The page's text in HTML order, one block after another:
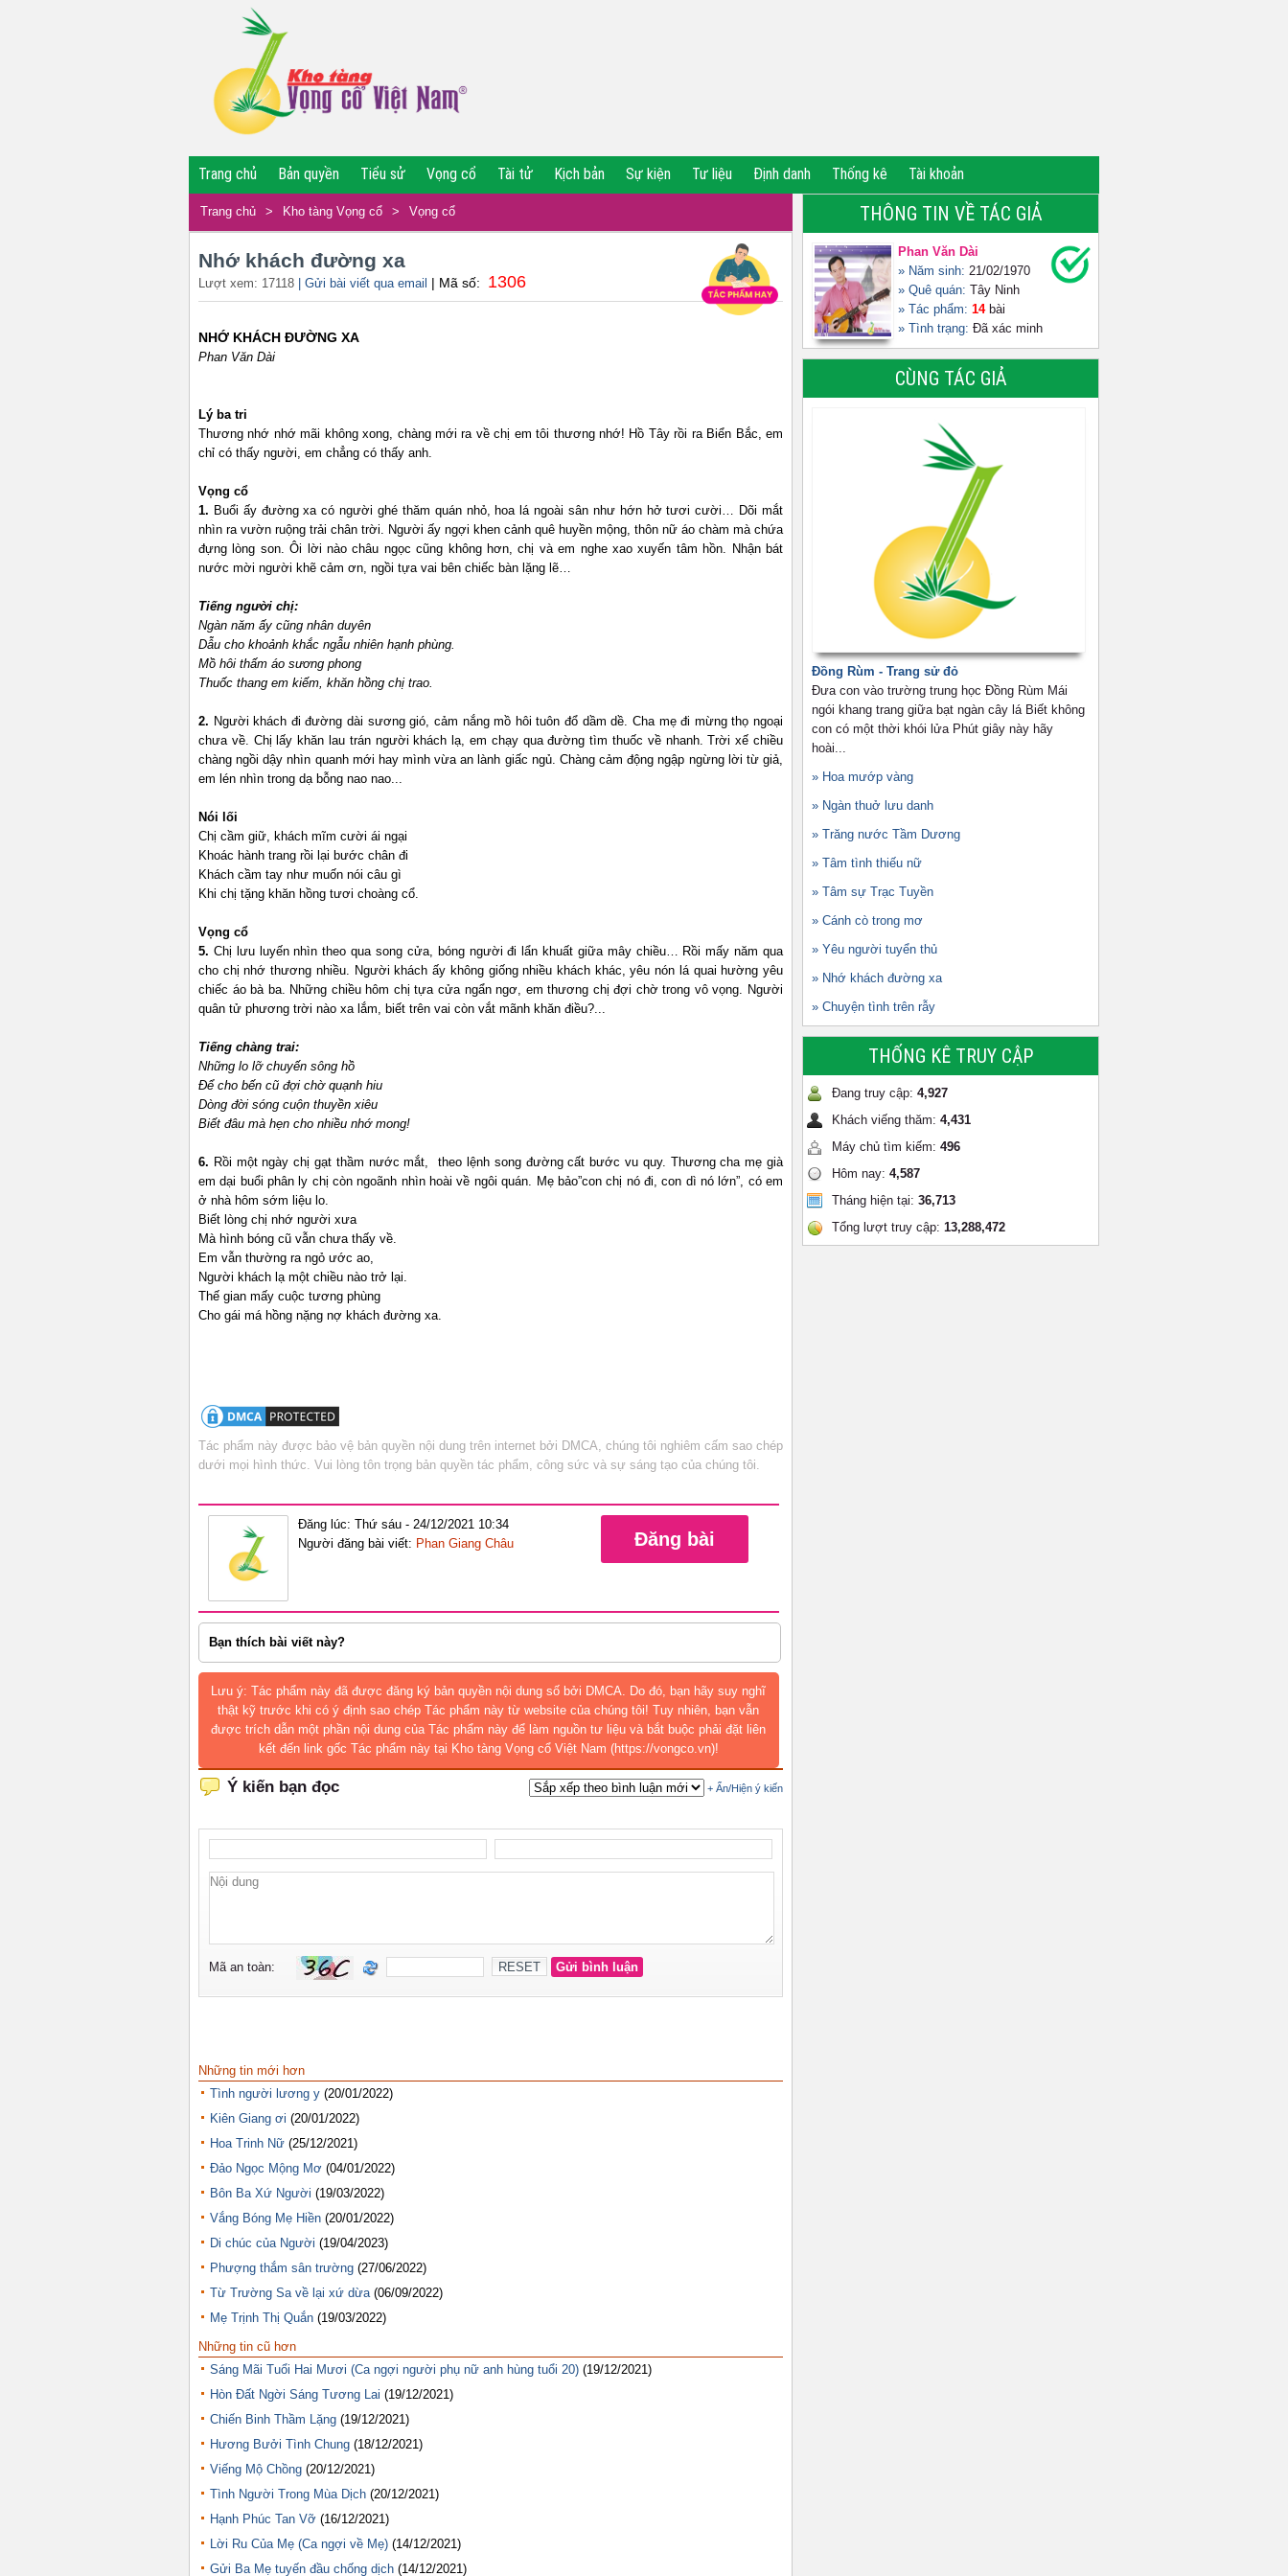
Trang chủ Bản quyền Tiểu sử Vọng cổ Tài tử Kịch bản Sự kiện Tư liệu Định danh Thống kê Tài khoản
Trang chủ > Kho tàng Vọng cổ > Vọng cổ
Nhớ khách đường xa
Lượt xem: 17118 | Gửi bài viết qua email | Mã số: 1306
NHỚ KHÁCH ĐƯỜNG XA
Phan Văn Dài
Lý ba tri
Thương nhớ nhớ mãi không xong, chàng mới ra về chị em tôi thương nhớ! Hồ Tây rồi ra Biển Bắc, em
chỉ có thấy người, em chẳng có thấy anh.
Vọng cổ
1. Buổi ấy đường xa có người ghé thăm quán nhỏ, hoa lá ngoài sân như hớn hở tươi cười… Dõi mắt
nhìn ra vườn ruộng trải chân trời. Người ấy ngợi khen cảnh quê huyền mộng, thôn nữ áo chàm mà chứa
đựng lòng son. Ôi lời nào châu ngọc cũng không hơn, chị và em nghe xao xuyến tâm hồn. Nhận bát
nước mời người khẽ cảm ơn, ngồi tựa vai bên chiếc bàn lặng lẽ…
Tiếng người chị:
Ngàn năm ấy cũng nhân duyên
Dẫu cho khoảnh khắc ngẫu nhiên hạnh phùng.
Mồ hôi thấm áo sương phong
Thuốc thang em kiếm, khăn hồng chị trao.
2. Người khách đi đường dài sương gió, cảm nắng mồ hôi tuôn đổ dầm dề. Cha mẹ đi mừng thọ ngoại
chưa về. Chị lấy khăn lau trán người khách lạ, em chạy qua đường tìm thuốc về nhanh. Trời xế chiều
chàng ngồi dậy nhìn quanh mới hay mình vừa an lành giấc ngủ. Chàng cảm động ngập ngừng lời từ giả,
em lén nhìn trong dạ bỗng nao nao...
Nói lối
Chị cầm giữ, khách mĩm cười ái ngại
Khoác hành trang rồi lại bước chân đi
Khách cầm tay như muốn nói câu gì
Khi chị tặng khăn hồng tươi choàng cổ.
Vọng cổ
5. Chị lưu luyến nhìn theo qua song cửa, bóng người đi lẩn khuất giữa mây chiều… Rồi mấy năm qua
cho chị nhớ thương nhiều. Người khách ấy không giống nhiều khách khác, yêu nón lá quai hường yêu
chiếc áo bà ba. Những chiều hôm chị tựa cửa ngẩn ngơ, em thương chị đợi chờ trong vô vọng. Người
quân tử phương trời nào xa lắm, biết trên vai còn vắt mãnh khăn điều?...
Tiếng chàng trai:
Những lo lỡ chuyến sông hồ
Để cho bến cũ đợi chờ quạnh hiu
Dòng đời sóng cuộn thuyền xiêu
Biết đâu mà hẹn cho nhiều nhớ mong!
6. Rồi một ngày chị gạt thầm nước mắt, theo lệnh song đường cất bước vu quy. Thương cha mẹ già
em dại buổi phân ly chị còn ngoãnh nhìn hoài về ngôi quán. Mẹ bảo”con chị nó đi, con dì nó lớn”, có em
ở nhà hôm sớm liệu lo.
Biết lòng chị nhớ người xưa
Mà hình bóng cũ vẫn chưa thấy về.
Em vẫn thường ra ngỏ ước ao,
Người khách lạ một chiều nào trở lại.
Thế gian mấy cuộc tương phùng
Cho gái má hồng nặng nợ khách đường xa.
Tác phẩm này được bảo vệ bản quyền nội dung trên internet bởi DMCA, chúng tôi nghiêm cấm sao chép
dưới mọi hình thức. Vui lòng tôn trọng bản quyền tác phẩm, công sức và sự sáng tạo của chúng tôi.
Đăng lúc: Thứ sáu - 24/12/2021 10:34
Người đăng bài viết: Phan Giang Châu Đăng bài
Bạn thích bài viết này?
Lưu ý: Tác phẩm này đã được đăng ký bản quyền nội dung số bởi DMCA. Do đó, bạn hãy suy nghĩ
thật kỹ trước khi có ý định sao chép Tác phẩm này từ website của chúng tôi! Tuy nhiên, bạn vẫn
được trích dẫn một phần nội dung của Tác phẩm này để làm nguồn tư liệu và bắt buộc phải đặt liên
kết đến link gốc Tác phẩm này tại Kho tàng Vọng cổ Việt Nam (https://vongco.vn)!
Những tin mới hơn
Tình người lương y (20/01/2022)
Kiên Giang ơi (20/01/2022)
Hoa Trinh Nữ (25/12/2021)
Đảo Ngọc Mộng Mơ (04/01/2022)
Bôn Ba Xứ Người (19/03/2022)
Vắng Bóng Mẹ Hiền (20/01/2022)
Di chúc của Người (19/04/2023)
Phượng thắm sân trường (27/06/2022)
Từ Trường Sa về lại xứ dừa (06/09/2022)
Mẹ Trịnh Thị Quắn (19/03/2022)
Những tin cũ hơn
Sáng Mãi Tuổi Hai Mươi (Ca ngợi người phụ nữ anh hùng tuổi 20) (19/12/2021)
Hòn Đất Ngời Sáng Tương Lai (19/12/2021)
Chiến Binh Thầm Lặng (19/12/2021)
Hương Bưởi Tình Chung (18/12/2021)
Viếng Mộ Chồng (20/12/2021)
Tình Người Trong Mùa Dịch (20/12/2021)
Hạnh Phúc Tan Vỡ (16/12/2021)
Lời Ru Của Mẹ (Ca ngợi về Mẹ) (14/12/2021)
Gửi Ba Mẹ tuyến đầu chống dịch (14/12/2021)
THÔNG TIN VỀ TÁC GIẢ
Phan Văn Dài
» Năm sinh: 21/02/1970
» Quê quán: Tây Ninh
» Tác phẩm: 14bài
» Tình trạng: Đã xác minh
CÙNG TÁC GIẢ
Đồng Rùm - Trang sử đỏ
Đưa con vào trường trung học Đồng Rùm Mái
ngói khang trang giữa bạt ngàn cây lá Biết không
con có một thời khói lửa Phút giây này hãy
hoài...
» Hoa mướp vàng
» Ngàn thuở lưu danh
» Trăng nước Tầm Dương
» Tâm tình thiếu nữ
» Tâm sự Trạc Tuyền
» Cánh cò trong mơ
» Yêu người tuyển thủ
» Nhớ khách đường xa
» Chuyện tình trên rẫy
THỐNG KÊ TRUY CẬP
Đang truy cập: 4,927
Khách viếng thăm: 4,431
Máy chủ tìm kiếm: 496
Hôm nay: 4,587
Tháng hiện tại: 36,713
Tổng lượt truy cập: 13,288,472